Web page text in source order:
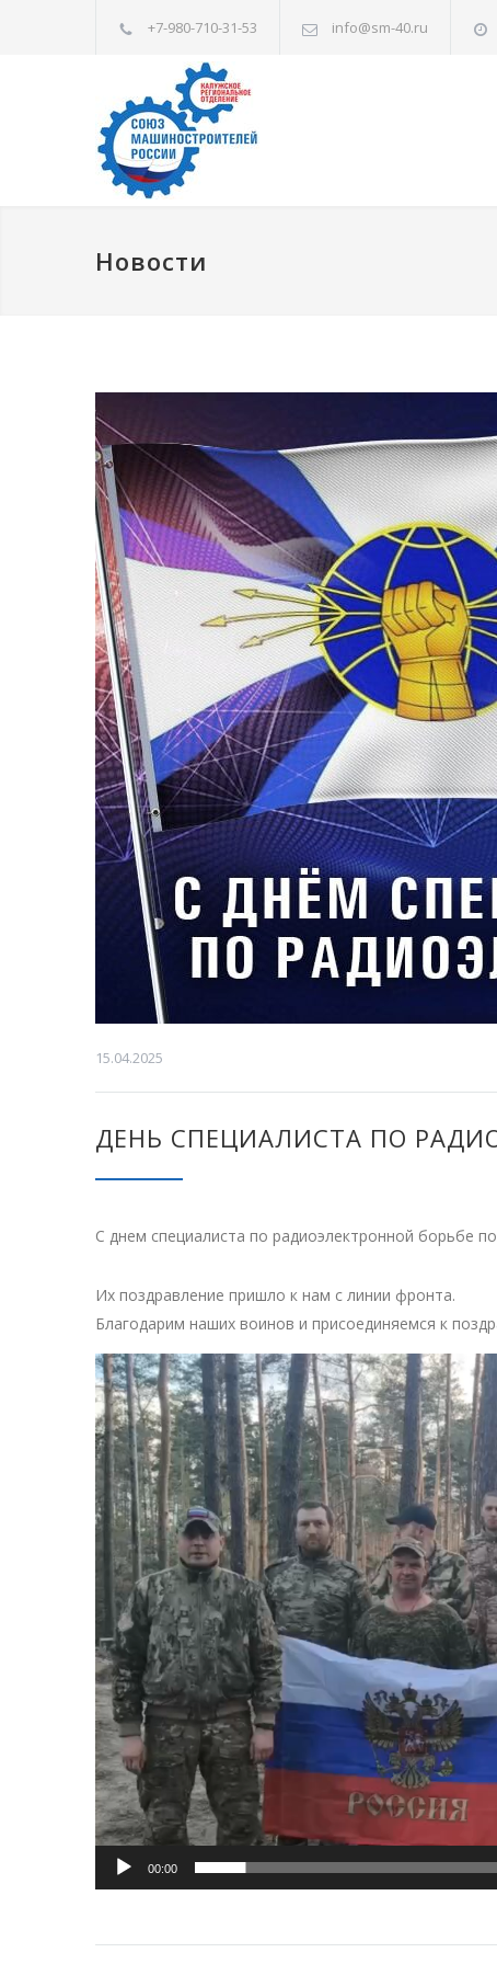
+7-980-710-31-53 info@sm-40.ru
Новости
15.04.2025
ДЕНЬ СПЕЦИАЛИСТА ПО
С днем специалиста по радиоэлектронной борьбе
Их поздравление пришло к нам с линии фронта.
Благодарим наших воинов и присоединяемся к
Видеоплеер
00:00